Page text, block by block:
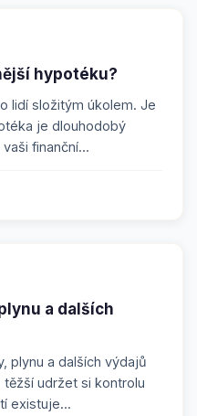
hypotéku?
lidí složitým úkolem. Je
je dlouhodobý
finanční...
a dalších
plynu a dalších výdajů
udržet si kontrolu
existuje...